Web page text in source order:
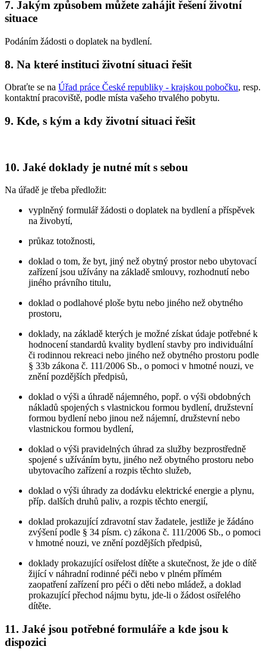
7. Jakým způsobem můžete zahájit řešení životní
situace
Podáním žádosti o doplatek na bydlení.
8. Na které instituci životní situaci řešit
Obraťte se na Úřad práce České republiky - krajskou pobočku, resp.
kontaktní pracoviště, podle místa vašeho trvalého pobytu.
9. Kde, s kým a kdy životní situaci řešit
10. Jaké doklady je nutné mít s sebou
Na úřadě je třeba předložit:
vyplněný formulář žádosti o doplatek na bydlení a příspěvek
na živobytí,
průkaz totožnosti,
doklad o tom, že byt, jiný než obytný prostor nebo ubytovací
zařízení jsou užívány na základě smlouvy, rozhodnutí nebo
jiného právního titulu,
doklad o podlahové ploše bytu nebo jiného než obytného
prostoru,
doklady, na základě kterých je možné získat údaje potřebné k
hodnocení standardů kvality bydlení stavby pro individuální
či rodinnou rekreaci nebo jiného než obytného prostoru podle
§ 33b zákona č. 111/2006 Sb., o pomoci v hmotné nouzi, ve
znění pozdějších předpisů,
doklad o výši a úhradě nájemného, popř. o výši obdobných
nákladů spojených s vlastnickou formou bydlení, družstevní
formou bydlení nebo jinou než nájemní, družstevní nebo
vlastnickou formou bydlení,
doklad o výši pravidelných úhrad za služby bezprostředně
spojené s užíváním bytu, jiného než obytného prostoru nebo
ubytovacího zařízení a rozpis těchto služeb,
doklad o výši úhrady za dodávku elektrické energie a plynu,
příp. dalších druhů paliv, a rozpis těchto energií,
doklad prokazující zdravotní stav žadatele, jestliže je žádáno
zvýšení podle § 34 písm. c) zákona č. 111/2006 Sb., o pomoci
v hmotné nouzi, ve znění pozdějších předpisů,
doklady prokazující osiřelost dítěte a skutečnost, že jde o dítě
žijící v náhradní rodinné péči nebo v plném přímém
zaopatření zařízení pro péči o děti nebo mládež, a doklad
prokazující přechod nájmu bytu, jde-li o žádost osiřelého
dítěte.
11. Jaké jsou potřebné formuláře a kde jsou k
dispozici